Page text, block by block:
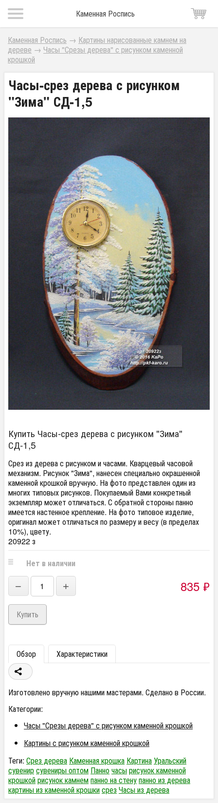
Каменная Роспись
Каменная Роспись → Картины нарисованные камнем на
дереве → Часы "Срезы дерева" с рисунком каменной
крошкой
Часы-срез дерева с рисунком
"Зима" СД-1,5
Купить Часы-срез дерева с рисунком "Зима"
СД-1,5
Срез из дерева с рисунком и часами.​ Кварцевый часовой
механизм. Рисунок "Зима", нанесен специально окрашенной
каменной крошкой вручную. На фото представлен один из
многих типовых рисунков. Покупаемый Вами конкретный
экземпляр может отличаться. С обратной стороны панно
имеется настенное крепление. На фото типовое изделие,
оригинал может отличаться по размеру и весу (в пределах
10%), цвету.
20922 з
Нет в наличии
− + 835 ₽
Обзор Характеристики
Изготовлено вручную нашими мастерами. Сделано в России.
Категории:
Часы "Срезы дерева" с рисунком каменной крошкой
Картины с рисунком каменной крошкой
Теги: Срез дерева Каменная крошка Картина Уральский
сувенирсувениры оптом Панночасырисунок каменной
крошкойрисунок камнемпанно на стенупанно из дерева
картины из каменной крошкисрез Часы из дерева